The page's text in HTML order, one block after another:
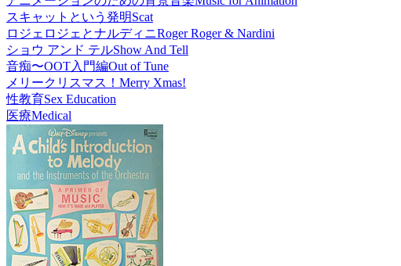
スキャットという発明Scat
ロジェロジェとナルディニRoger Roger & Nardini
ショウ アンド テルShow And Tell
音痴〜OOT入門編Out of Tune
メリークリスマス！ Merry Xmas!
性教育Sex Education
医療Medical